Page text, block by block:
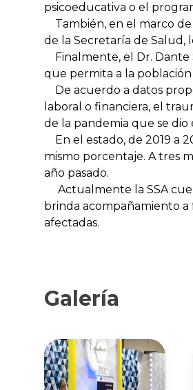
psicoeducativa o el
También, en el marco de
de la Secretaría de Salud,
Finalmente, el Dr. Dante
que permita a la
De acuerdo a datos
laboral o financiera, el
de la pandemia que se
En el estado, de 2019 a
mismo porcentaje. A tres
año pasado.
Actualmente la SSA
brinda acompañamiento a
afectadas.
Galería